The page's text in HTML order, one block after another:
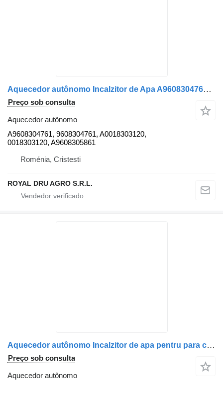
Aquecedor autônomo Incalzitor de Apa A9608304761 para camião Mercedes-Benz Cod A9608304761
Preço sob consulta
Aquecedor autônomo
A9608304761, 9608304761, A0018303120,
0018303120, A9608305861
Roménia, Cristesti
ROYAL DRU AGRO S.R.L.
Aquecedor autônomo Incalzitor de apa pentru para camião Mercedes-Benz A0078306261 / A0078305561 / A0014467729
Preço sob consulta
Aquecedor autônomo